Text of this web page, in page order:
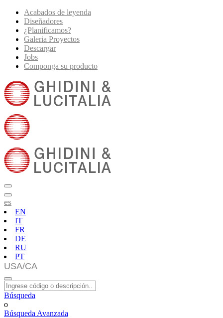
Acabados de leyenda
Diseñadores
¿Planificamos?
Galeria Proyectos
Descargar
Jobs
Componga su producto
es
EN
IT
FR
DE
RU
PT
Búsqueda
o
Búsqueda Avanzada